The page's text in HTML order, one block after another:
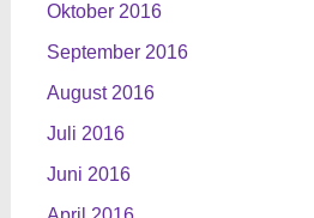
Oktober 2016
September 2016
August 2016
Juli 2016
Juni 2016